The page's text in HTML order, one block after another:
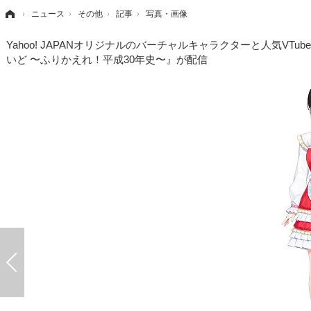
› ニュース › その他 › 記事 › 写真・画像
Yahoo! JAPANオリジナルのバーチャルキャラクターと人気
いど 〜ふりかえれ！平成30年史〜』が配信